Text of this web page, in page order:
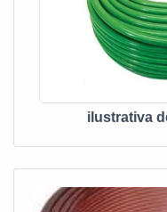
ilustrativa